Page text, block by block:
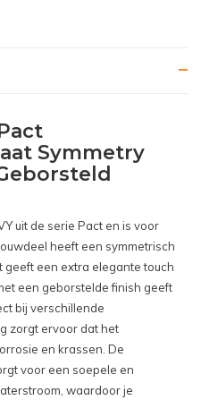
(NL)
Symmetry
uit de serie Pact en is voor
heeft een symmetrisch
een extra elegante touch
een geborstelde finish geeft
bij verschillende
zorgt ervoor dat het
en krassen. De
voor een soepele en
waardoor je